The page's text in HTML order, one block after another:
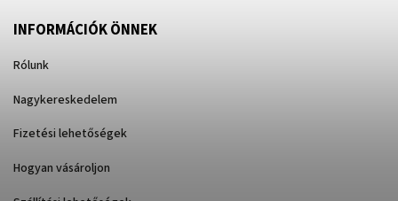
INFORMÁCIÓK ÖNNEK
Rólunk
Nagykereskedelem
Fizetési lehetőségek
Hogyan vásároljon